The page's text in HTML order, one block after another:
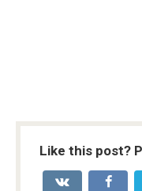
Like this post?